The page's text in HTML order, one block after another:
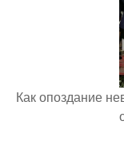
Как опоздание